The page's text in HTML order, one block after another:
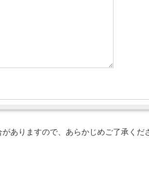
ありますので、あらかじめご了承くだ